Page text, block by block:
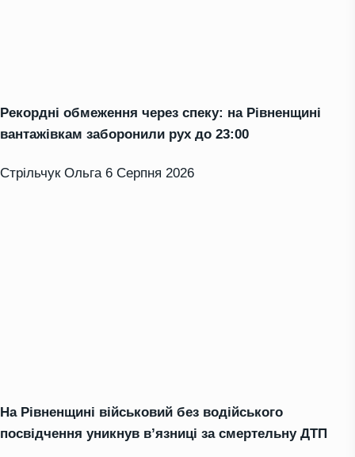
Рекордні обмеження через спеку: на Рівненщині
вантажівкам заборонили рух до 23:00
Стрільчук Ольга 6 Серпня 2026
На Рівненщині військовий без водійського
посвідчення уникнув в’язниці за смертельну ДТП